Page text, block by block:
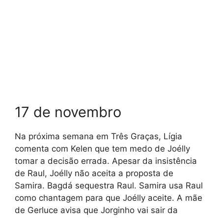
17 de novembro
Na próxima semana em Três Graças, Lígia
comenta com Kelen que tem medo de Joélly
tomar a decisão errada. Apesar da insistência
de Raul, Joélly não aceita a proposta de
Samira. Bagdá sequestra Raul. Samira usa Raul
como chantagem para que Joélly aceite. A mãe
de Gerluce avisa que Jorginho vai sair da